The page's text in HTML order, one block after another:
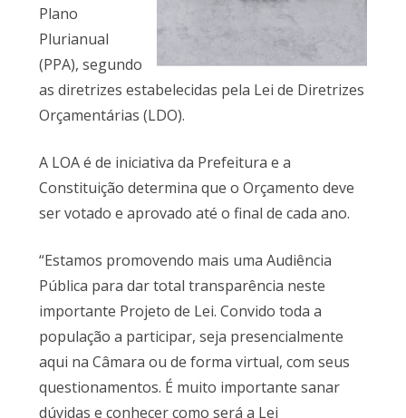
Plano
Plurianual
(PPA), segundo
as diretrizes estabelecidas pela Lei de Diretrizes
Orçamentárias (LDO).
A LOA é de iniciativa da Prefeitura e a
Constituição determina que o Orçamento deve
ser votado e aprovado até o final de cada ano.
“Estamos promovendo mais uma Audiência
Pública para dar total transparência neste
importante Projeto de Lei. Convido toda a
população a participar, seja presencialmente
aqui na Câmara ou de forma virtual, com seus
questionamentos. É muito importante sanar
dúvidas e conhecer como será a Lei